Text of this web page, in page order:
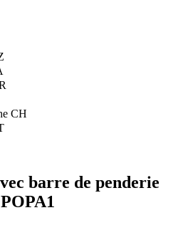
CH
barre de penderie